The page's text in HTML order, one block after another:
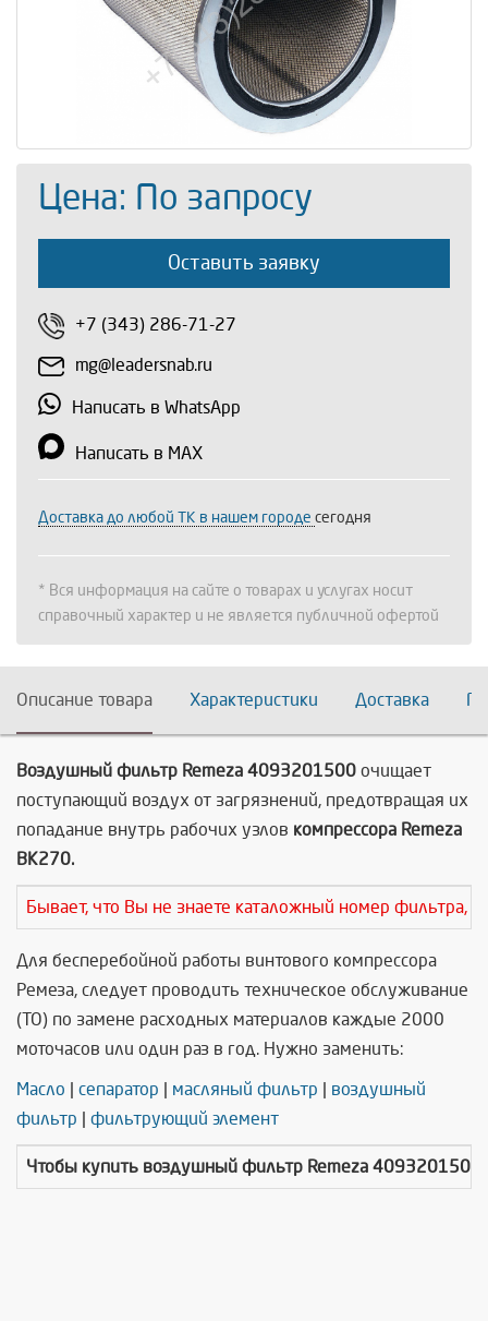
Цена: По запросу
Оставить заявку
+7 (343) 286-71-27
mg@leadersnab.ru
Написать в WhatsApp
Написать в MAX
Доставка до любой ТК в нашем городе сегодня
* Вся информация на сайте о товарах и услугах носит
справочный характер и не является публичной офертой
Описание товара Характеристики Доставка
Воздушный фильтр Remeza 4093201500 очищает
поступающий воздух от загрязнений, предотвращая их
попадание внутрь рабочих узлов компрессора Remeza
ВК270.
Бывает, что Вы не знаете каталожный номер фильтра,
Для бесперебойной работы винтового компрессора
Ремеза, следует проводить техническое обслуживание
(ТО) по замене расходных материалов каждые 2000
моточасов или один раз в год. Нужно заменить:
Масло сепаратор масляный фильтр
воздушный
фильтр
фильтрующий элемент
Чтобы купить воздушный фильтр Remeza 4093201500